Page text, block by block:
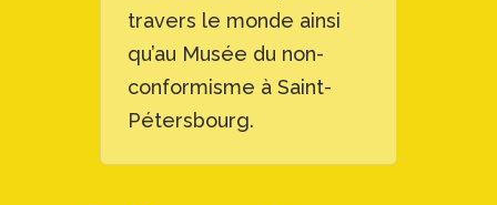
travers le monde ainsi
qu’au Musée du non-
conformisme à Saint-
Pétersbourg.